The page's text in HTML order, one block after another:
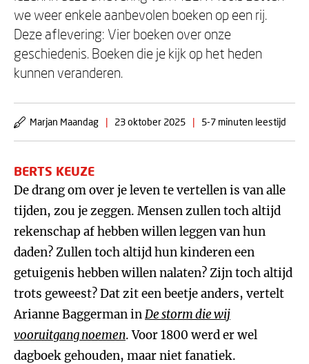
we weer enkele aanbevolen boeken op een rij.
Deze aflevering: Vier boeken over onze
geschiedenis. Boeken die je kijk op het heden
kunnen veranderen.
Marjan Maandag | 23 oktober 2025 | 5-7 minuten leestijd
BERTS KEUZE
De drang om over je leven te vertellen is van alle
tijden, zou je zeggen. Mensen zullen toch altijd
rekenschap af hebben willen leggen van hun
daden? Zullen toch altijd hun kinderen een
getuigenis hebben willen nalaten? Zijn toch altijd
trots geweest? Dat zit een beetje anders, vertelt
Arianne Baggerman inDe storm die wij
vooruitgang noemen. Voor 1800 werd er wel
dagboek gehouden, maar niet fanatiek.